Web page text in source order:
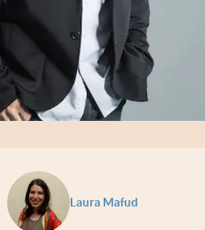
Laura Mafud